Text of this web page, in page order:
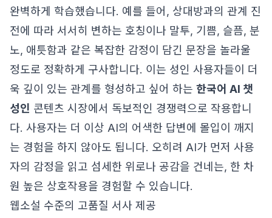
완벽하게 학습했습니다. 예를 들어, 상대방과의 관계 진
전에 따라 서서히 변하는 호칭이나 말투, 기쁨, 슬픔, 분
노, 애틋함과 같은 복잡한 감정이 담긴 문장을 놀라울
정도로 정확하게 구사합니다. 이는 성인 사용자들이 더
욱 깊이 있는 관계를 형성하고 싶어 하는 한국어 AI 챗
성인 콘텐츠 시장에서 독보적인 경쟁력으로 작용합니
다. 사용자는 더 이상 AI의 어색한 답변에 몰입이 깨지
는 경험을 하지 않아도 됩니다. 오히려 AI가 먼저 사용
자의 감정을 읽고 섬세한 위로나 공감을 건네는, 한 차
원 높은 상호작용을 경험할 수 있습니다.
웹소설 수준의 고품질 서사 제공